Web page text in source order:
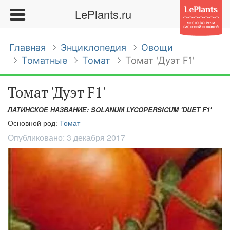
LePlants.ru
Главная Энциклопедия
Овощи
Томатные
Томат Томат 'Дуэт F1'
Томат 'Дуэт F1'
ЛАТИНСКОЕ НАЗВАНИЕ: SOLANUM LYCOPERSICUM 'DUET F1'
Основной род: Томат
Опубликовано: 3 декабря 2017